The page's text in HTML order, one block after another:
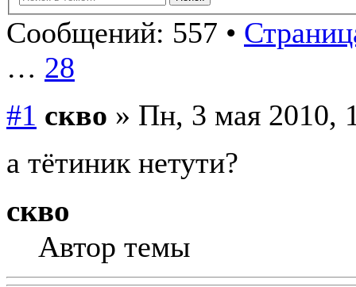
Сообщений: 557 •
… 28
#1 скво » Пн, 3 мая 2010,
а тётиник нетути?
скво
Автор темы